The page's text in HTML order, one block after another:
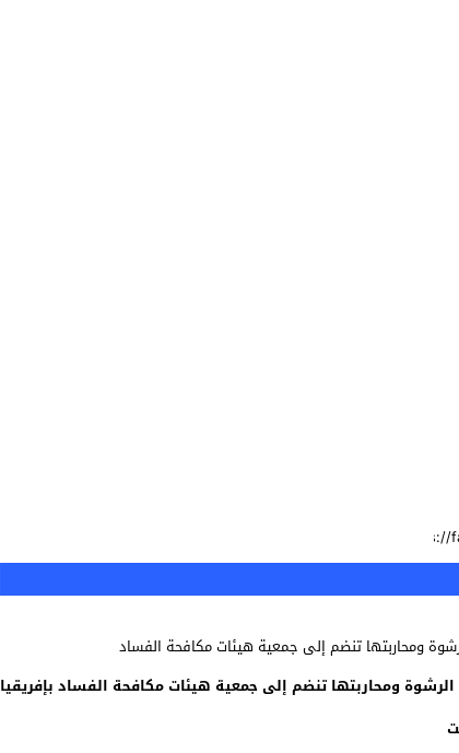
الرشوة ومحاربتها تنضم إلى جمعية هيئات مكافحة الفساد بإفريقيا